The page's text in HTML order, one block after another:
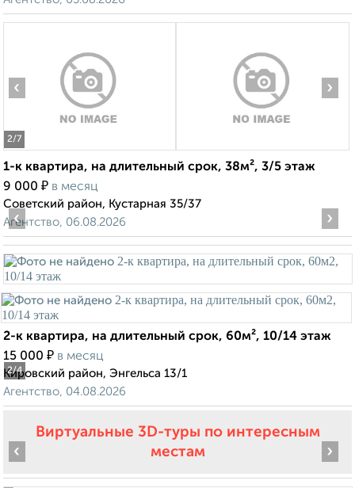
2/7
‹ ›
1-к квартира, на длительный срок, 38м², 3/5 этаж
9 000 ₽ в месяц
Советский район, Кустарная 35/37
Агентство, 06.08.2026
2/4
‹ ›
2-к квартира, на длительный срок, 60м², 10/14 этаж
15 000 ₽ в месяц
Кировский район, Энгельса 13/1
Агентство, 04.08.2026
Виртуальные 3D-туры по интересным
местам
‹ ›